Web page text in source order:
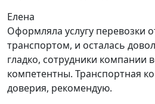
Елена
Оформляла услугу перевозки
транспортом, и осталась
гладко, сотрудники компании
компетентны. Транспортная
доверия, рекомендую.